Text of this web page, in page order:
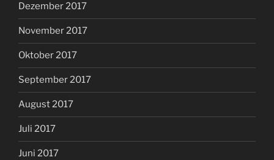
Dezember 2017
November 2017
Oktober 2017
September 2017
August 2017
Juli 2017
Juni 2017